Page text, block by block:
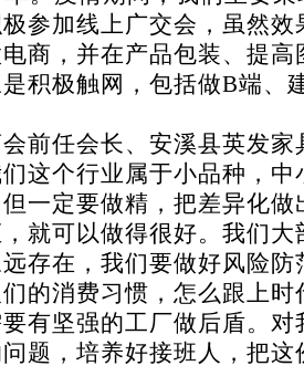
参加线上广交会，虽然
商，并在产品包装、提高
积极触网，包括做B端、
前任会长、安溪县英发家
这个行业属于小品种，中
一定要做精，把差异化
就可以做得很好。我们大
存在，我们要做好风险
的消费习惯，怎么跟上
有坚强的工厂做后盾。对
题，培养好接班人，把这